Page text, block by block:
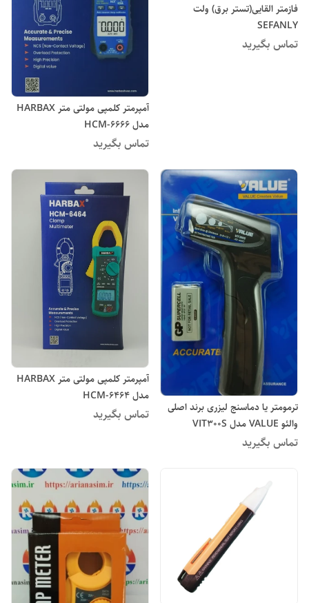
فازمتر القایی(تستر برق) ولت
SEFANLY
تماس بگیرید
آمپرمتر کلمپی مولتی متر HARBAX
مدل HCM-6666
تماس بگیرید
ترمومتر یا دماسنج لیزری برند اصلی
والئو VALUE مدل VIT300S
تماس بگیرید
آمپرمتر کلمپی مولتی متر HARBAX
مدل HCM-6464
تماس بگیرید